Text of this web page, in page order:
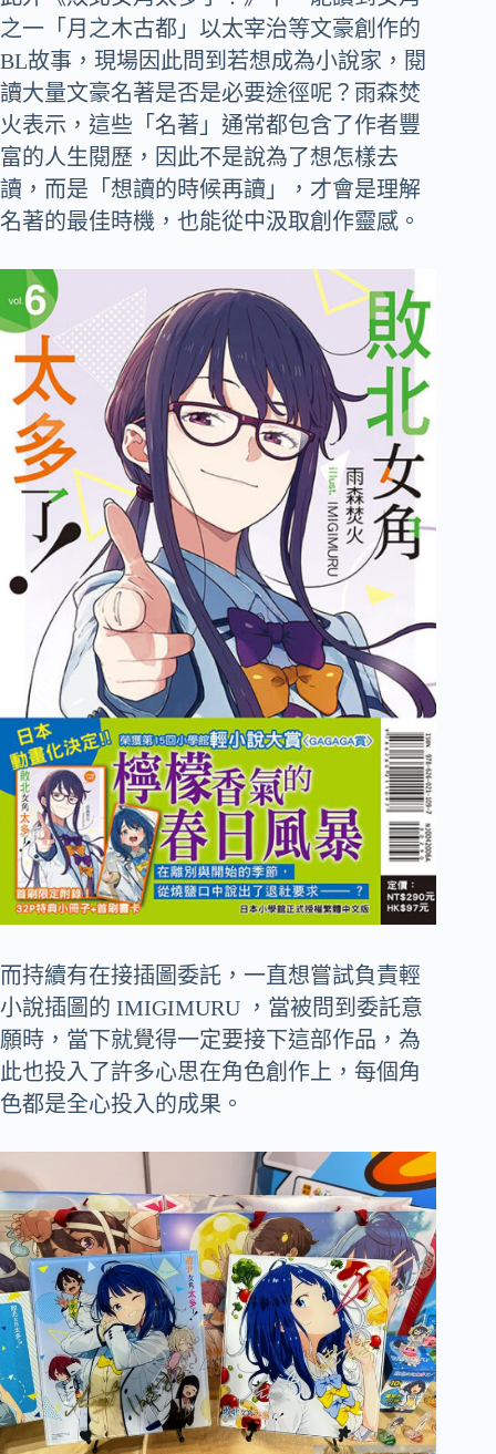
之一「月之木古都」以太宰治等文豪創作的
BL故事，現場因此問到若想成為小說家，閱
讀大量文豪名著是否是必要途徑呢？雨森焚
火表示，這些「名著」通常都包含了作者豐
富的人生閱歷，因此不是說為了想怎樣去
讀，而是「想讀的時候再讀」，才會是理解
名著的最佳時機，也能從中汲取創作靈感。
而持續有在接插圖委託，一直想嘗試負責輕
小說插圖的 IMIGIMURU ，當被問到委託意
願時，當下就覺得一定要接下這部作品，為
此也投入了許多心思在角色創作上，每個角
色都是全心投入的成果。